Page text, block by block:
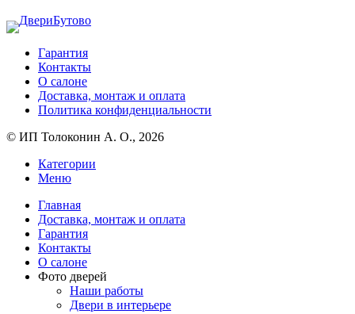
Гарантия
Контакты
О салоне
Доставка, монтаж и оплата
Политика конфиденциальности
© ИП Толоконин А. О., 2026
Категории
Меню
Главная
Доставка, монтаж и оплата
Гарантия
Контакты
О салоне
Фото дверей
Наши работы
Двери в интерьере